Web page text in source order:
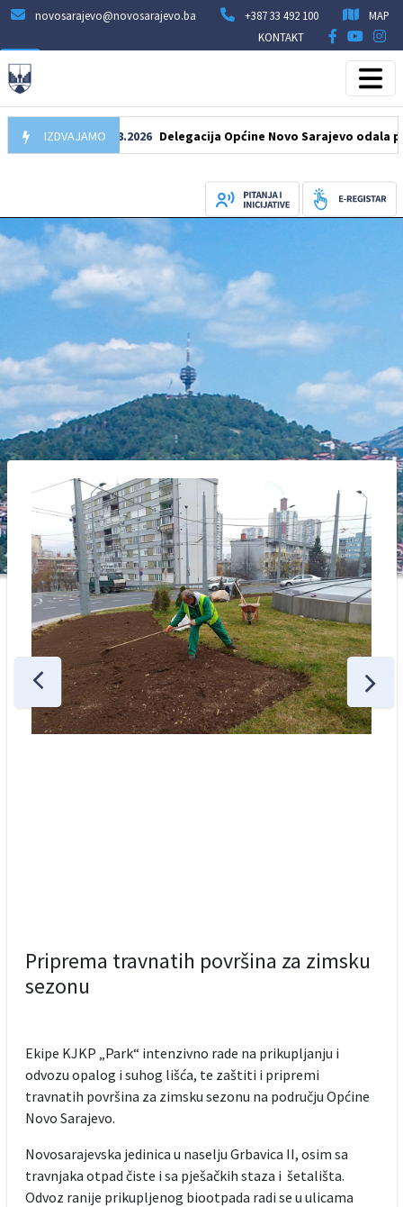
novosarajevo@novosarajevo.ba +387 33 492 100
MAP
KONTAKT
IZDVAJAMO
07.08.2026 Delegacija Općine Novo Sarajevo odala
Priprema travnatih površina za zimsku
sezonu
Ekipe KJKP „Park“ intenzivno rade na prikupljanju i
odvozu opalog i suhog lišća, te zaštiti i pripremi
travnatih površina za zimsku sezonu na području Općine
Novo Sarajevo.
Novosarajevska jedinica u naselju Grbavica II, osim sa
travnjaka otpad čiste i sa pješačkih staza i šetališta.
Odvoz ranije prikupljenog biootpada radi se u ulicama